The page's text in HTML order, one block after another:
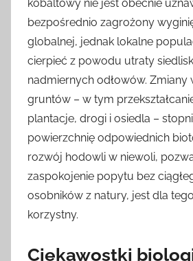
kobaltowy nie jest obecnie
bezpośrednio zagrożony
globalnej, jednak lokalne
cierpieć z powodu utraty
nadmiernych odłowów. Zmiany
gruntów – w tym
plantacje, drogi i osiedla –
powierzchnię odpowiednich
rozwój hodowli w niewoli,
zaspokojenie popytu bez
osobników z natury, jest dla
korzystny.
Ciekawostki